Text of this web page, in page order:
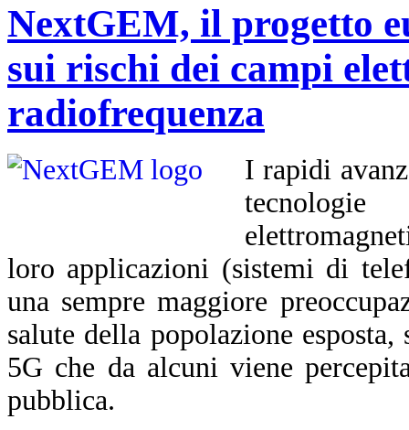
NextGEM, il progetto
sui rischi dei campi
radiofrequenza
I rapidi
loro applicazioni (sistemi di
una sempre maggiore
salute della popolazione
5G che da alcuni viene
pubblica.